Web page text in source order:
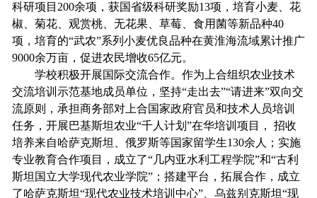
科研项目200余项，获国省级科研奖励13项，培育小麦、花
椒、菊花、观赏桃、无花果、草莓、食用菌等新品种40
项，培育的“武农”系列小麦优良品种在黄淮海流域累计推广
9000余万亩，促进农民增收65亿元。
学校积极开展国际交流合作。作为上合组织农业技术
交流培训示范基地成员单位，坚持“走出去”“请进来”双向交
流原则，承担商务部对上合国家政府官员和技术人员培训
任务，开展巴基斯坦农业“千人计划”在华培训项目， 招收
培养来自哈萨克斯坦、俄罗斯等国家留学生130余人；实施
专业教育合作项目，成立了“几内亚水利工程学院”和“古利
斯坦国立大学现代农业学院”；搭建平台，拓展合作，成立
了哈萨克斯坦“现代农业技术培训中心”、乌兹别克斯坦“现